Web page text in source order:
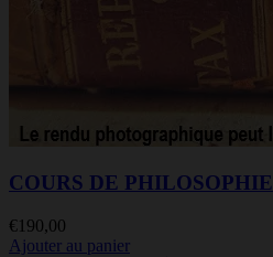
COURS DE PHILOSOPHIE
€ 190,00
Ajouter au panier